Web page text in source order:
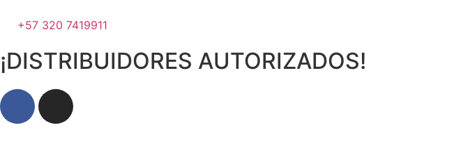
+57 320 7419911
¡DISTRIBUIDORES AUTORIZADOS!